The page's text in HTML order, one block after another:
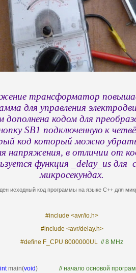
трансформатор
для управления
дополнена кодом для
SB1 подключенную к
код который можно
напряжения, в отличии от
функция _delay_us для
микросекундах.
исходный код программы на языке C++ для
#include <avr/io.h>
#include <avr/delay.h>
#define F_CPU 8000000UL // 8 MHz
intmain(void) //начало основой